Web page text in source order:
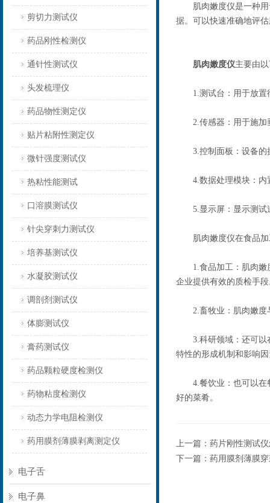
剪切力测试仪
药品刚性检测仪
通针性测试仪
头发梳理仪
药品物性测定仪
贴片粘附性测定仪
微针强度测试仪
热粘性能测试
口溶膜测试仪
针尖穿刺力测试仪
培养基测试仪
水凝胶测试仪
调剖剂测试仪
体膨测试仪
膏药测试仪
药品颗粒硬度检测仪
药物粘度检测仪
动态力学电阻检测仪
药用膜剂薄膜剥离测定仪
电子舌
电子鼻
肌肉嫩度仪是一种用
据。可以快速准确地评
肌肉嫩度仪主要由
1.测试台：用于放置
2.传感器：用于施加
3.控制面板：设备的
4.数据处理模块：内
5.显示屏：显示测试
肌肉嫩度仪在食品加
1.食品加工：肌肉嫩度
企业提供有效的质检手
2.畜牧业：肌肉嫩度与
3.科研领域：还可以在
特性的形成机制和影响
4.餐饮业：也可以在餐
好的菜肴。
上一篇： 药片刚性测试
下一篇： 药用膜剂薄膜